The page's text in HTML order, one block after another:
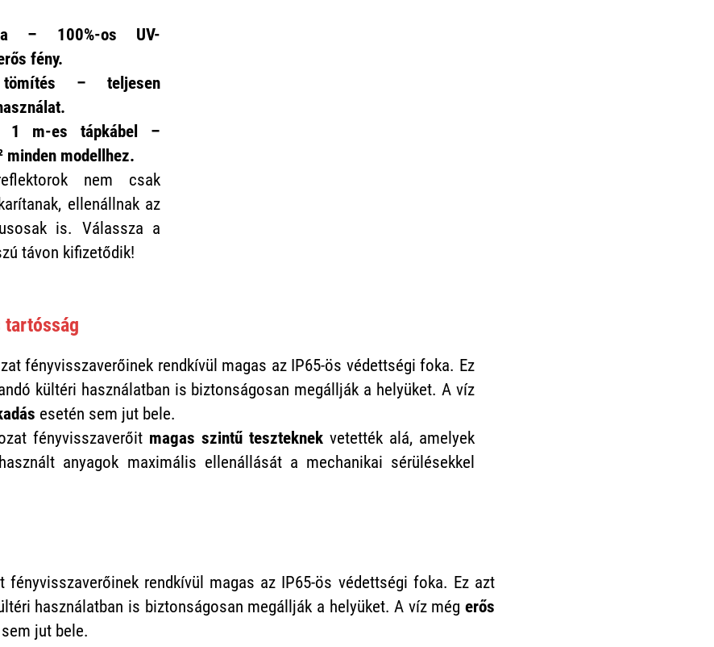
– 100%-os UV-
fény.
– teljesen
1 m-es tápkábel –
minden modellhez.
nem csak
ellenállnak az
is. Válassza a
távon kifizetődik!
tartósság
fényvisszaverőinek rendkívül magas az IP65-ös védettségi foka. Ez
kültéri használatban is biztonságosan megállják a helyüket. A víz
esetén sem jut bele.
fényvisszaverőit magas szintű teszteknek vetették alá, amelyek
anyagok maximális ellenállását a mechanikai sérülésekkel
fényvisszaverőinek rendkívül magas az IP65-ös védettségi foka. Ez azt
használatban is biztonságosan megállják a helyüket. A víz még erős
jut bele.